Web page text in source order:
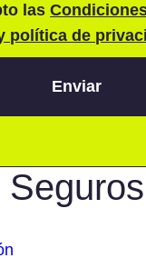
las
política de
Enviar
Seguros